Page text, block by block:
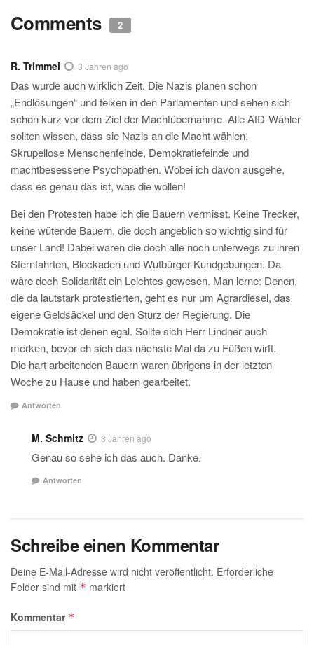
Comments 2
R. Trimmel 3 Jahren ago
Das wurde auch wirklich Zeit. Die Nazis planen schon
„Endlösungen“ und feixen in den Parlamenten und sehen sich
schon kurz vor dem Ziel der Machtübernahme. Alle AfD-Wähler
sollten wissen, dass sie Nazis an die Macht wählen.
Skrupellose Menschenfeinde, Demokratiefeinde und
machtbesessene Psychopathen. Wobei ich davon ausgehe,
dass es genau das ist, was die wollen!
Bei den Protesten habe ich die Bauern vermisst. Keine Trecker,
keine wütende Bauern, die doch angeblich so wichtig sind für
unser Land! Dabei waren die doch alle noch unterwegs zu ihren
Sternfahrten, Blockaden und Wutbürger-Kundgebungen. Da
wäre doch Solidarität ein Leichtes gewesen. Man lerne: Denen,
die da lautstark protestierten, geht es nur um Agrardiesel, das
eigene Geldsäckel und den Sturz der Regierung. Die
Demokratie ist denen egal. Sollte sich Herr Lindner auch
merken, bevor eh sich das nächste Mal da zu Füßen wirft.
Die hart arbeitenden Bauern waren übrigens in der letzten
Woche zu Hause und haben gearbeitet.
Antworten
M. Schmitz 3 Jahren ago
Genau so sehe ich das auch. Danke.
Antworten
Schreibe einen Kommentar
Deine E-Mail-Adresse wird nicht veröffentlicht. Erforderliche
Felder sind mit * markiert
Kommentar *